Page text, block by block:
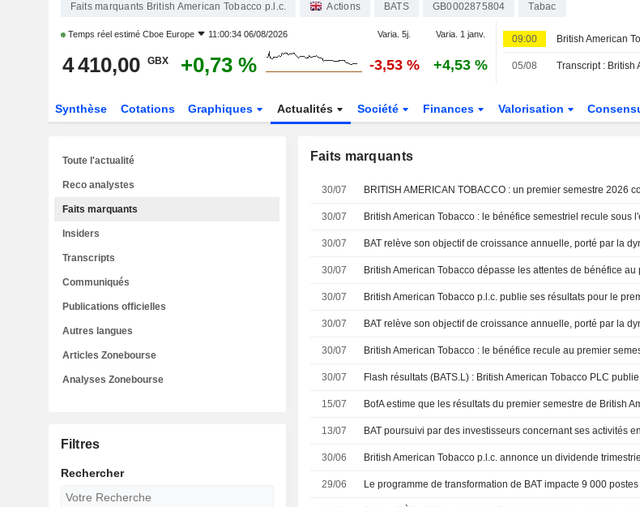
Faits marquants British American Tobacco p.l.c. Actions BATS GB0002875804 Tabac
Temps réel estimé Cboe Europe 11:00:34 06/08/2026 Varia. 5j. Varia. 1 janv.
4 410,00 GBX +0,73 % -3,53 % +4,53 %
09:00
05/08
Synthèse Cotations Graphiques Actualités Société Finances Valorisation
Faits marquants
30/07
30/07
30/07
30/07 British American Tobacco dépasse les attentes de bénéfice au
30/07
30/07
30/07
30/07
15/07
13/07
30/06
29/06
Toute l'actualité
Reco analystes
Faits marquants
Insiders
Transcripts
Communiqués
Publications officielles
Autres langues
Articles Zonebourse
Analyses Zonebourse
Filtres
Rechercher